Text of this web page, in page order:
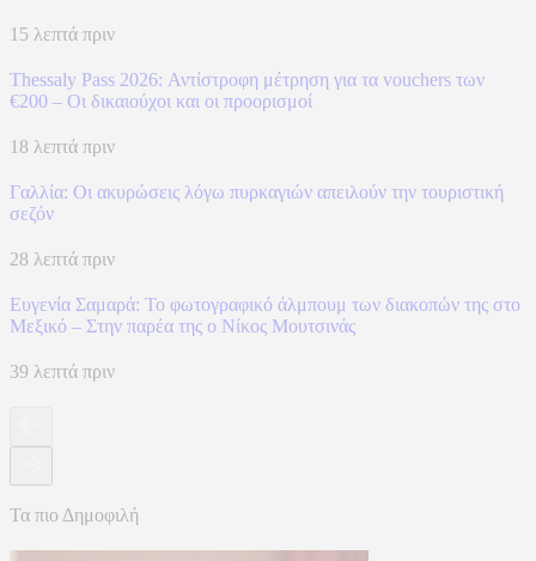
15 λεπτά πριν
Thessaly Pass 2026: Αντίστροφη μέτρηση για τα vouchers των
€200 – Οι δικαιούχοι και οι προορισμοί
18 λεπτά πριν
Γαλλία: Οι ακυρώσεις λόγω πυρκαγιών απειλούν την τουριστική
σεζόν
28 λεπτά πριν
Ευγενία Σαμαρά: Το φωτογραφικό άλμπουμ των διακοπών της στο
Μεξικό – Στην παρέα της ο Νίκος Μουτσινάς
39 λεπτά πριν
Τα πιο Δημοφιλή